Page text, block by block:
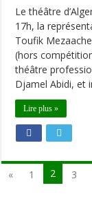
Le théâtre
17h, la
Toufik
(hors
théâtre
Djamel Abidi, et
Lire plus »
« 1 2 3